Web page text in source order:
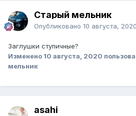
Старый мельник
Опубликовано 10 августа, 2020
Заглушки ступичные?
Изменено 10 августа, 2020
мельник
asahi